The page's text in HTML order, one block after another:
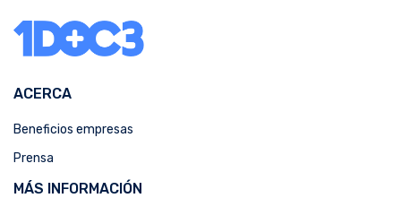
ACERCA
Beneficios empresas
Prensa
MÁS INFORMACIÓN